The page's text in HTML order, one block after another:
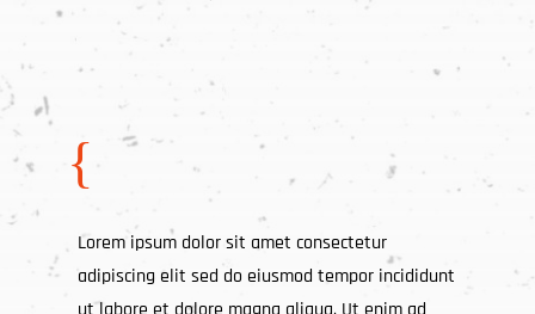
{
Lorem ipsum dolor sit amet consectetur
adipiscing elit sed do eiusmod tempor incididunt